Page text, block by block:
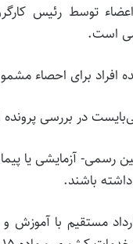
اعضاء توسط رئیس
است.
باشند.